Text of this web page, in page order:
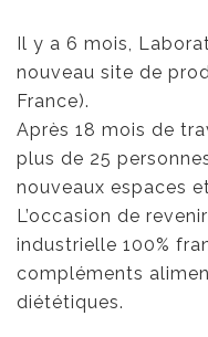
Il y a 6 mois,
nouveau site de
France).
Après 18 mois de
plus de 25
nouveaux espaces
L’occasion de
industrielle 100%
compléments
diététiques.